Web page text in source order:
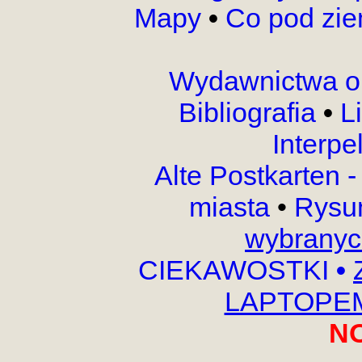
Mapy • Co pod
Wydawnictwa
Bibliografia •
Alte Postkarten
miasta•
CIEKAWOSTKI •